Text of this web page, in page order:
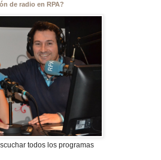
de radio en RPA?
todos los programas